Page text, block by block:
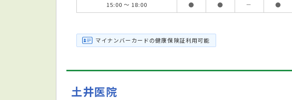
15:00 ～ 18:00
● ● － ●
マイナンバーカードの健康保険証利用可能
土井医院